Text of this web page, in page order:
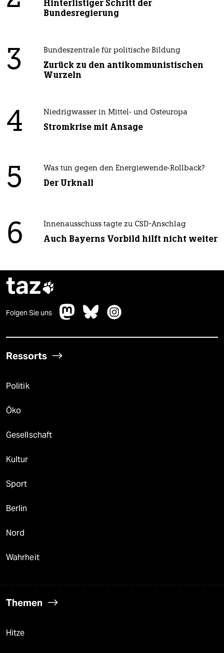
Hinterlistiger Schritt der
Bundesregierung
3 Bundeszentrale für politische Bildung
Zurück zu den antikommunistischen
Wurzeln
4 Niedrigwasser in Mittel- und Osteuropa
Stromkrise mit Ansage
5 Was tun gegen den Energiewende-Rollback?
Der Urknall
6 Innenausschuss tagte zu CSD-Anschlag
Auch Bayerns Vorbild hilft nicht weiter
taz
Folgen Sie uns
Ressorts
Politik
Öko
Gesellschaft
Kultur
Sport
Berlin
Nord
Wahrheit
Themen
Hitze